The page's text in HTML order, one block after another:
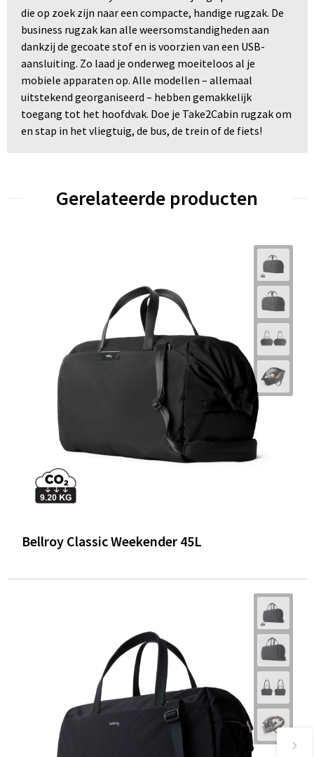
die op zoek zijn naar een compacte, handige rugzak. De
business rugzak kan alle weersomstandigheden aan
dankzij de gecoate stof en is voorzien van een USB-
aansluiting. Zo laad je onderweg moeiteloos al je
mobiele apparaten op. Alle modellen – allemaal
uitstekend georganiseerd – hebben gemakkelijk
toegang tot het hoofdvak. Doe je Take2Cabin rugzak om
en stap in het vliegtuig, de bus, de trein of de fiets!
Gerelateerde producten
Bellroy Classic Weekender 45L